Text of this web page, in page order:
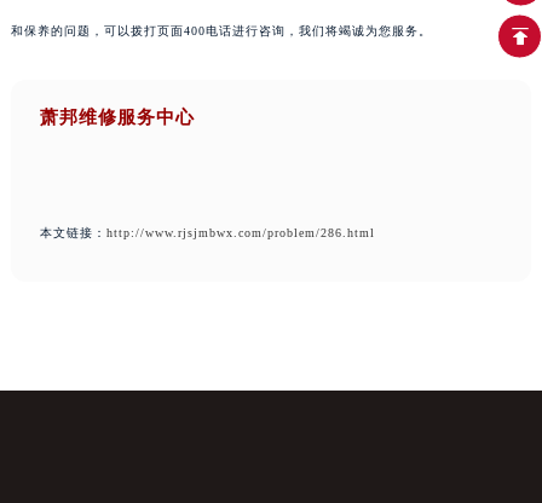
和保养的问题，可以拨打页面400电话进行咨询，我们将竭诚为您服务。
萧邦维修服务中心
本文链接： http://www.rjsjmbwx.com/problem/286.html